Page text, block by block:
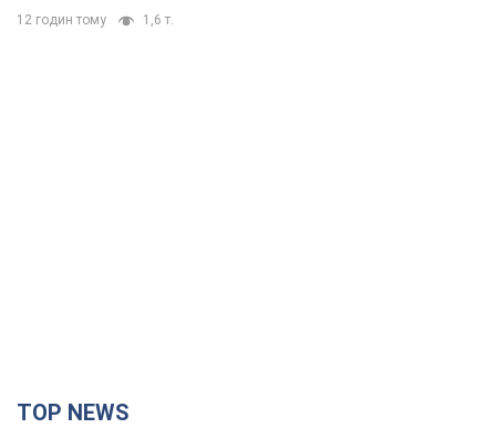
12 годин тому 1,6 т.
TOP NEWS